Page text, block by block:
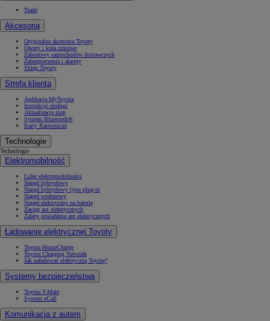
Trade
Akcesoria
Oryginalne akcesoria Toyoty
Opony i koła zimowe
Zabudowy samochodów dostawczych
Zabezpieczenia i alarmy
Sklep Toyoty
Strefa klienta
Aplikacja MyToyota
Instrukcje obsługi
Aktualizacja map
System Bluetooth®
Karty Ratownicze
Technologie
Technologie
Elektromobilność
Lider elektromobilności
Napęd hybrydowy
Napęd hybrydowy typu plug-in
Napęd wodorowy
Napęd elektryczny na baterię
Zasięg aut elektrycznych
Zalety posiadania aut elektrycznych
Ładowanie elektrycznej Toyoty
Toyota HomeCharge
Toyota Charging Network
Jak naładować elektryczną Toyotę?
Systemy bezpieczeństwa
Toyota T-Mate
System eCall
Komunikacja z autem